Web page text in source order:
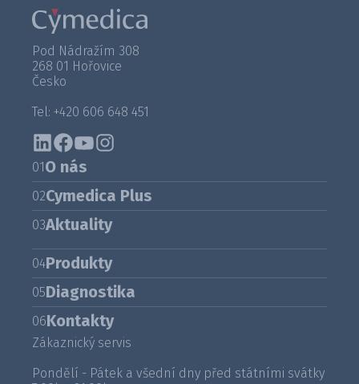
Pod Nádražím 308
268 01 Hořovice
Česko
Tel: +420 606 648 451
01O nás
02Cymedica Plus
03Aktuality
04Produkty
05Diagnostika
06Kontakty
Zákaznický servis
Pondělí - Pátek a všední dny před státními svátky